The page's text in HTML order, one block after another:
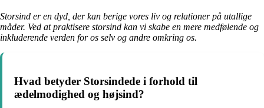
Storsind er en dyd, der kan berige vores liv og relationer på utallige
måder. Ved at praktisere storsind kan vi skabe en mere medfølende og
inkluderende verden for os selv og andre omkring os.
Hvad betyder Storsindede i forhold til
ædelmodighed og højsind?